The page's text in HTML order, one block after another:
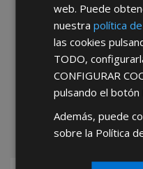
web. Puede
nuestrapolítica
las cookies
TODO,
CONFIGURAR
pulsando el botón
Además, puede
sobre la Política